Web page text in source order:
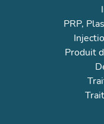
PRP,
Produit